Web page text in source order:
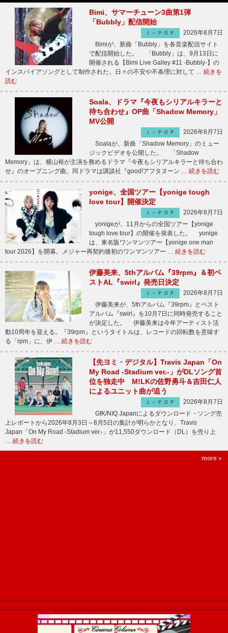
Bimi、サマーチューン3曲第1弾
「Bubbly」配信開始
Ｊ－ＰＯＰ
2026年8月7日
Bimiが、新曲「Bubbly」を各音楽配信サイト
で配信開始した。 「Bubbly」は、9月13日に
開催される【Bimi Live Galley #11 -Bubbly-】の
インスパイアソングとして制作された。日々の不安や不条理に対して … 続きを
読む
Soala、ドラマ『今夜もシリアルキラーと
待ち合わせ』OP曲「Shadow Memory」
MV公開
Ｊ－ＰＯＰ
2026年8月7日
Soalaが、新曲「Shadow Memory」のミュー
ジックビデオを公開した。 「Shadow
Memory」は、横山裕が主演を務めるドラマ『今夜もシリアルキラーと待ち合わ
せ』のオープニング曲。同ドラマは講談社『good!アフタヌーン … 続きを読む
yonige、全国ツアー【yonige tough
love tour】開催決定
Ｊ－ＰＯＰ
2026年8月7日
yonigeが、11月からの全国ツアー【yonige
tough love tour】の開催を発表した。 yonige
は、東名阪ワンマンツアー【yonige one man
tour 2026】を開幕。メジャー再契約後初のワンマンツアー … 続きを読む
伊藤美来、5thアルバム『39rpm』＆初ベ
ストAL『swirl』発売日決定
Ｊ－ＰＯＰ
2026年8月7日
伊藤美来が、5thアルバム『39rpm』とベスト
アルバム『swirl』を10月7日に同時発売すること
が決定した。 伊藤美来は今年アーティスト活
動10周年を迎える。『39rpm』というタイトルは、レコードの回転数を意味す
る「rpm」に、伊 … 続きを読む
【先ヨミ・デジタル】Travis Japan「On
My Road -Stadium ver.-」がDLソング首
位を独走中 M!LKの佐野勇斗＆吉田仁人
によるユニット曲が追う
Ｊ－ＰＯＰ
2026年8月7日
GfK/NIQ Japanによるダウンロード・ソング売
上レポートから2026年8月3日～8月5日の集計が明らかとなり、Travis
Japan「On My Road -Stadium ver.-」が11,550ダウンロード（DL）を売り上
… 続きを読む
more »